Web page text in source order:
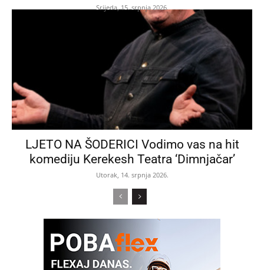
Srijeda, 15. srpnja 2026.
LJETO NA ŠODERICI Vodimo vas na hit
komediju Kerekesh Teatra ‘Dimnjačar’
Utorak, 14. srpnja 2026.